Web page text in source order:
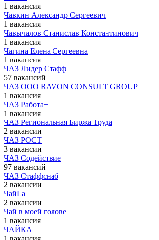
1 вакансия
Чавкин Александр Сергеевич
1 вакансия
Чавычалов Станислав Константинович
1 вакансия
Чагина Елена Сергеевна
1 вакансия
ЧАЗ Лидер Стафф
57 вакансий
ЧАЗ ООО RAVON CONSULT GROUP
1 вакансия
ЧАЗ Работа+
1 вакансия
ЧАЗ Региональная Биржа Труда
2 вакансии
ЧАЗ РОСТ
3 вакансии
ЧАЗ Содействие
97 вакансий
ЧАЗ Стаффснаб
2 вакансии
ЧайLa
2 вакансии
Чай в моей голове
1 вакансия
ЧАЙКА
1 вакансия